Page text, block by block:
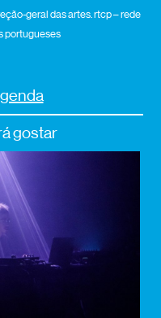
geral das artes. rtcp – rede
portugueses
gostar